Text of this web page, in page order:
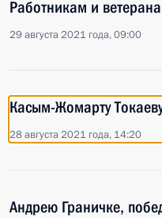
Работникам и
29 августа 2021 года, 09:00
Касым-Жомарту
28 августа 2021 года, 14:20
Андрею Граничке,